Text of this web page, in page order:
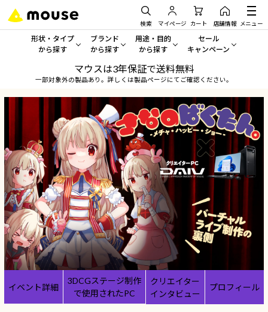
検索 マイページ カート 店舗情報 メニュー
形状・タイプ
から探す
形状・タイプから探す をすべてみる
デスクトップPC
ノートPC
タブレット
サーバー
ワークステーション
ディスプレイ
ブランド
から探す
mouse
G TUNE
NEXTGEAR
DAIV
MousePro
iiyama
Windows 11|Copilot+ PC
用途・目的
から探す
一般向けパソコン
ゲーミングPC・ゲーム向けパソコン
クリエイティブ向け
ビジネス向けパソコン
学習向けパソコン
スペック/パーツ別
AIおすすめパソコン
セール
キャンペーン
セール・キャンペー
期間限定セール
人気モデルが期間限定・お
アウトレットパソコン
すべて新品の旧モデル製品
おすすめ目玉パソコン
今イチオシのパソコンをピ
Windows 11| Copilot+ PC
マウスは3年保証で送料無料
一部対象外の製品あり。詳しくは製品ページにてご確認ください。
イベント詳細
3DCGステージ制作
で使用されたPC
クリエイター
インタビュー
プロフィール